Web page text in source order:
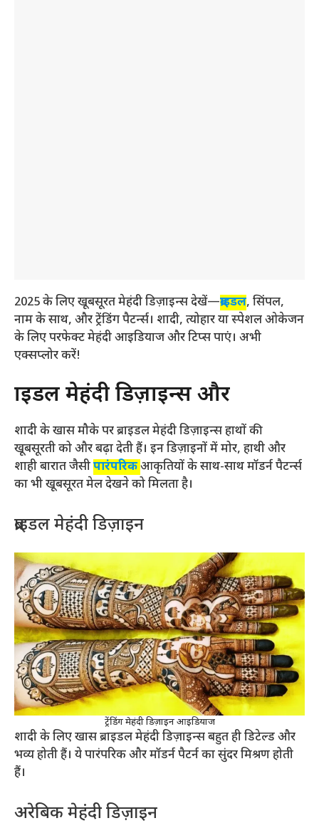
2025 के लिए खूबसूरत मेहंदी डिज़ाइन्स देखें—ब्राइडल, सिंपल,
नाम के साथ, और ट्रेंडिंग पैटर्न्स। शादी, त्योहार या स्पेशल ओकेजन
के लिए परफेक्ट मेहंदी आइडियाज और टिप्स पाएं। अभी
एक्सप्लोर करें!
ब्राइडल मेहंदी डिज़ाइन्स और
शादी के खास मौके पर ब्राइडल मेहंदी डिज़ाइन्स हाथों की
खूबसूरती को और बढ़ा देती हैं। इन डिज़ाइनों में मोर, हाथी और
शाही बारात जैसीपारंपरिकआकृतियों के साथ-साथ मॉडर्न पैटर्न्स
का भी खूबसूरत मेल देखने को मिलता है।
ब्राइडल मेहंदी डिज़ाइन
ट्रेंडिंग मेहंदी डिज़ाइन आइडियाज
शादी के लिए खास ब्राइडल मेहंदी डिज़ाइन्स बहुत ही डिटेल्ड और
भव्य होती हैं। ये पारंपरिक और मॉडर्न पैटर्न का सुंदर मिश्रण होती
हैं।
अरेबिक मेहंदी डिज़ाइन